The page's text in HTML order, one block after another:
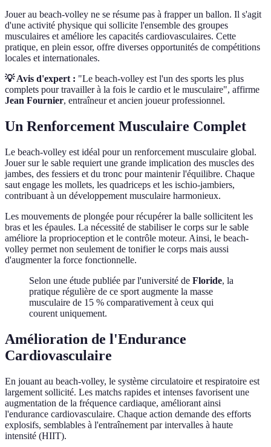
Jouer au beach-volley ne se résume pas à frapper un ballon. Il s'agit
d'une activité physique qui sollicite l'ensemble des groupes
musculaires et améliore les capacités cardiovasculaires. Cette
pratique, en plein essor, offre diverses opportunités de compétitions
locales et internationales.
💡 Avis d'expert : "Le beach-volley est l'un des sports les plus
complets pour travailler à la fois le cardio et le musculaire", affirme
Jean Fournier, entraîneur et ancien joueur professionnel.
Un Renforcement Musculaire Complet
Le beach-volley est idéal pour un renforcement musculaire global.
Jouer sur le sable requiert une grande implication des muscles des
jambes, des fessiers et du tronc pour maintenir l'équilibre. Chaque
saut engage les mollets, les quadriceps et les ischio-jambiers,
contribuant à un développement musculaire harmonieux.
Les mouvements de plongée pour récupérer la balle sollicitent les
bras et les épaules. La nécessité de stabiliser le corps sur le sable
améliore la proprioception et le contrôle moteur. Ainsi, le beach-
volley permet non seulement de tonifier le corps mais aussi
d'augmenter la force fonctionnelle.
Selon une étude publiée par l'université de Floride, la
pratique régulière de ce sport augmente la masse
musculaire de 15 % comparativement à ceux qui
courent uniquement.
Amélioration de l'Endurance
Cardiovasculaire
En jouant au beach-volley, le système circulatoire et respiratoire est
largement sollicité. Les matchs rapides et intenses favorisent une
augmentation de la fréquence cardiaque, améliorant ainsi
l'endurance cardiovasculaire. Chaque action demande des efforts
explosifs, semblables à l'entraînement par intervalles à haute
intensité (HIIT).